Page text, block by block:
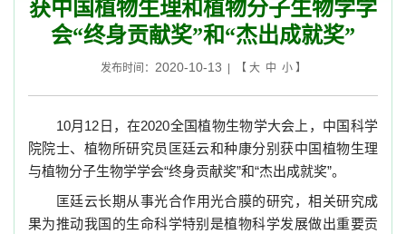
获中国植物生理和植物分子生物学学
会“终身贡献奖”和“杰出成就奖”
发布时间： 2020-10-13 | 【 大 中 小】
10月 12 日，在2020全国植物生物学大会上，中国科学
院院士、植物所研究员匡廷云和种康分别获中国植物生理
与植物分子生物学学会“终身贡献奖”和“杰出成就奖”。
匡廷云长期从事光合作用光合膜的研究，相关研究成
果为推动我国的生命科学特别是植物科学发展做出重要贡